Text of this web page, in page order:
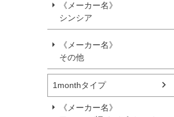
《メーカー名》
シンシア
《メーカー名》
その他
1monthタイプ
《メーカー名》